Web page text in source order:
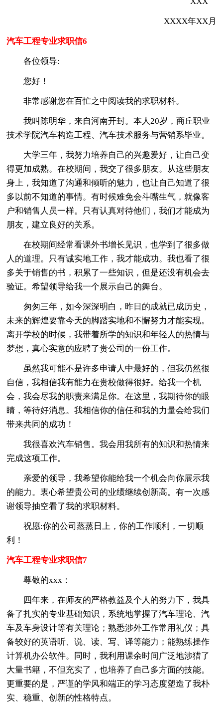
XXXX年XX月
汽车工程专业求职信6
各位领导:
您好！
非常感谢您在百忙之中阅读我的求职材料。
我叫陈明华，来自河南开封。本人20岁，商丘职业
技术学院汽车构造工程、汽车技术服务与营销系毕业。
大学三年，我努力培养自己的兴趣爱好，让自己变
得更加成熟。在校期间，我交了很多朋友。从这些朋友
身上，我知道了沟通和倾听的魅力，也让自己知道了很
多以前不知道的事情。有时候难免会斗嘴生气，就像客
户和销售人员一样。只有认真对待他们，我们才能成为
朋友，建立良好的关系。
在校期间经常看课外书增长见识，也学到了很多做
人的道理。只有诚实地工作，我才能成功。我也看了很
多关于销售的书，积累了一些知识，但是还没有机会去
验证。希望领导给我一个展示自己的舞台。
匆匆三年，如今深深明白，昨日的成就已成历史，
未来的辉煌要靠今天的脚踏实地和不懈努力才能实现。
离开学校的时候，我带着所学的知识和年轻人的热情与
梦想，真心实意的应聘了贵公司的一份工作。
虽然我可能不是许多申请人中最好的，但我仍然很
自信，我相信我有能力在贵校做得很好。给我一个机
会，我会尽我的职责来满足你。在这里，我期待你的眼
睛，等待好消息。我相信你的信任和我的力量会给我们
带来共同的成功！
我很喜欢汽车销售。我会用我所有的知识和热情来
完成这项工作。
亲爱的领导，我希望你能给我一个机会向你展示我
的能力。衷心希望贵公司的业绩继续创新高。有一次感
谢领导抽空看了我的求职材料。
祝愿:你的公司蒸蒸日上，你的工作顺利，一切顺
利！
汽车工程专业求职信7
尊敬的xxx：
四年来，在师友的严格教益及个人的努力下，我具
备了扎实的专业基础知识，系统地掌握了汽车理论、汽
车及车身设计等有关理论；熟悉涉外工作常用礼仪；具
备较好的英语听、说、读、写、译等能力；能熟练操作
计算机办公软件。同时，我利用课余时间广泛地涉猎了
大量书籍，不但充实了，也培养了自己多方面的技能。
更重要的是，严谨的学风和端正的学习态度塑造了我朴
实、稳重、创新的性格特点。